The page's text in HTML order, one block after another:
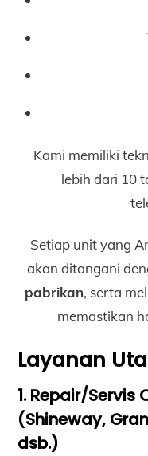
Kami memiliki
lebih dari 10
Setiap unit yang
akan ditangani
pabrikan, serta
memastikan
Layanan
1. Repair/Servis
(Shineway,
dsb.)